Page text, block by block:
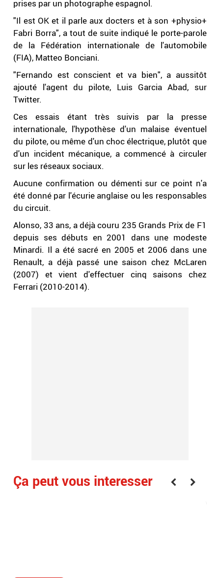
prises par un photographe espagnol.
"Il est OK et il parle aux docters et à son +physio+
Fabri Borra", a tout de suite indiqué le porte-parole
de la Fédération internationale de l'automobile
(FIA), Matteo Bonciani.
"Fernando est conscient et va bien", a aussitôt
ajouté l'agent du pilote, Luis Garcia Abad, sur
Twitter.
Ces essais étant très suivis par la presse
internationale, l'hypothèse d'un malaise éventuel
du pilote, ou même d'un choc électrique, plutôt que
d'un incident mécanique, a commencé à circuler
sur les réseaux sociaux.
Aucune confirmation ou démenti sur ce point n'a
été donné par l'écurie anglaise ou les responsables
du circuit.
Alonso, 33 ans, a déjà couru 235 Grands Prix de F1
depuis ses débuts en 2001 dans une modeste
Minardi. Il a été sacré en 2005 et 2006 dans une
Renault, a déjà passé une saison chez McLaren
(2007) et vient d'effectuer cinq saisons chez
Ferrari (2010-2014).
Ça peut vous interesser